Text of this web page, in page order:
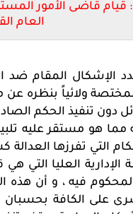
قيام قاضى الأمور
العام
الإشكال المقام ضد
ولائياً بنظره عن
دون تنفيذ الحكم
مما هو مستقر عليه
التي تفرزها
العليا التي
فيه ، و أن هذه
على الكافة بحسبان